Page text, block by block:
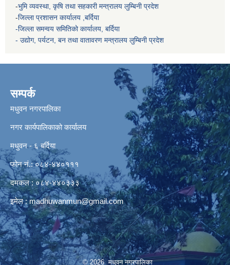
-भुमि व्यवस्था, कृषि तथा सहकारी मन्त्रालय लुम्बिनी प्रदेश
-जिल्ला प्रशासन कार्यालय ,बर्दिया
-जिल्ला समन्वय समितिको कार्यालय, बर्दिया
- उद्योग, पर्यटन, बन तथा वातावरण मन्त्रालय लुम्बिनी प्रदेश
सम्पर्क
मधुवन नगरपालिका
नगर कार्यपालिकाको कार्यालय
मधुवन - ६ बर्दिया
फोन नं.: ०८४-४४०१११
दमकल : ०८४-४४०३३३
इमेल :madhuwanmun@gmail.com
© 2026 मधुवन नगरपालिका